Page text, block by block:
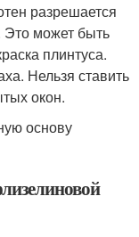
разрешается
Это может быть
плинтуса.
Нельзя ставить
окон.
основу